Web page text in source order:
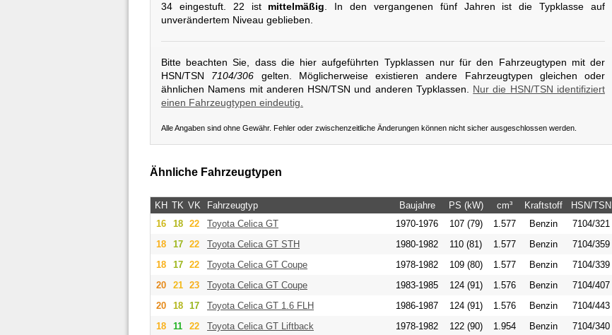
34 eingestuft. 22 ist mittelmäßig. In den vergangenen fünf Jahren ist die Typklasse auf
unverändertem Niveau geblieben.
Bitte beachten Sie, dass die hier aufgeführten Typklassen nur für den Fahrzeugtypen mit der
HSN/TSN 7104/306 gelten. Möglicherweise existieren andere Fahrzeugtypen gleichen oder
ähnlichen Namens mit anderen HSN/TSN und anderen Typklassen. Nur die HSN/TSN identifiziert
einen Fahrzeugtypen eindeutig.
Alle Angaben sind ohne Gewähr. Fehler oder zwischenzeitliche Änderungen können nicht sicher ausgeschlossen werden.
Ähnliche Fahrzeugtypen
KH TK VK Fahrzeugtyp Baujahre PS (kW) cm³ Kraftstoff
HSN/TSN
16
18 22 Toyota Celica GT 1970-1976 107 (79) 1.577 Benzin
7104/321
18
17 22 Toyota Celica GT STH 1980-1982 110 (81) 1.577 Benzin
7104/359
18
17 22 Toyota Celica GT Coupe 1978-1982 109 (80) 1.577 Benzin
7104/339
20
21 23 Toyota Celica GT Coupe 1983-1985 124 (91) 1.576 Benzin
7104/407
20
18 17 Toyota Celica GT 1.6 FLH 1986-1987 124 (91) 1.576 Benzin
7104/443
18
11 22 Toyota Celica GT Liftback 1978-1982 122 (90) 1.954 Benzin 7104/340